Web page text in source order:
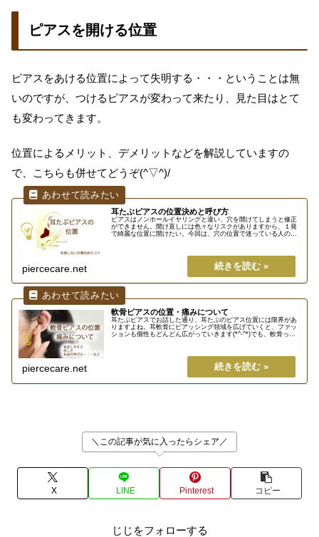
ピアスを開ける位置
ピアスをあける位置によって失明する・・・ということは無
いのですが、つけるピアスが変わって来たり、見た目はとて
も変わってきます。
位置によるメリット、デメリットなどを解説していますの
で、こちらも併せてどうぞ(^▽^)/
耳たぶピアスの位置決めと呼び方
ピアスはノンホールイヤリングと違い、穴を開けてしまうと修正
ができません。開け直しには色々なリスクがありますから、１発
で綺麗な位置に開けたい。今回は、穴の位置で迷っている人のた
piercecare.net
軟骨ピアスの位置・痛みについて
耳たぶピアスでお話した通り、耳たぶのピアス位置には限界があ
りますよね。耳軟骨にピアッシング領域を広げていくと、ファッ
ションも個性もどんどん広がっていきます(*^-^*)でも、軟骨って
piercecare.net
＼この記事が気に入ったらシェア／
X LINE Pinterest コピー
じじをフォローする